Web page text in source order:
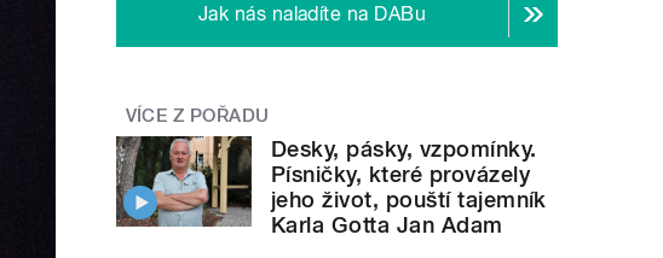
Jak nás naladíte na DABu
VÍCE Z POŘADU
Desky, pásky, vzpomínky.
Písničky, které provázely
jeho život, pouští tajemník
Karla Gotta Jan Adam